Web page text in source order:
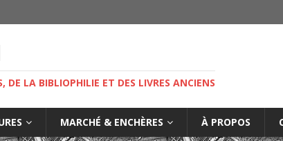
DE LA BIBLIOPHILIE ET DES LIVRES ANCIENS
MARCHÉ & ENCHÈRES À PROPOS